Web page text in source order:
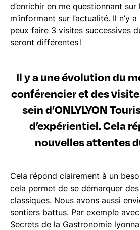
d’enrichir en me questionnant
m’informant sur l’actualité. Il n’y
peux faire 3 visites successives
seront différentes !
Il y a une évolution du
conférencier et des
sein d’ONLYLYON
d’expérientiel. Cela
nouvelles attentes
Cela répond clairement à un
cela permet de se démarquer
classiques. Nous avons aussi
sentiers battus. Par exemple
Secrets de la Gastronomie